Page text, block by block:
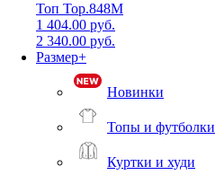
Топ Top.848M
1 404.00 руб.
2 340.00 руб.
Размер+
Новинки
Топы и футболки
Куртки и худи